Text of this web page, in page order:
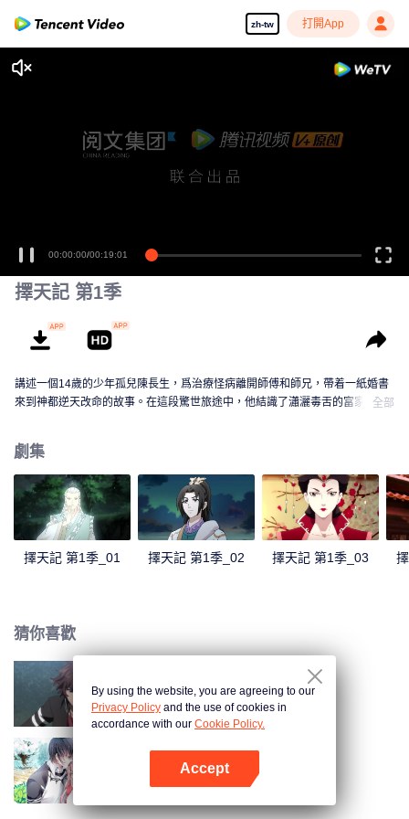
zh-tw 打開App
00:00:00/00:19:01
擇天記 第1季
講述一個14歲的少年孤兒陳長生，爲治療怪病離開師傅和師兄，帶着一紙婚書
來到神都逆天改命的故事。在這段驚世旅途中，他結識了瀟灑毒舌的富家公全部
劇集
擇天記 第1季_01 擇天記 第1季_02 擇天記 第1季_03
猜你喜歡
全職法師 第1季
國民老公帶回家 第1季
By using the website, you are agreeing to our
Privacy Policy and the use of cookies in
accordance with our Cookie Policy.
Accept